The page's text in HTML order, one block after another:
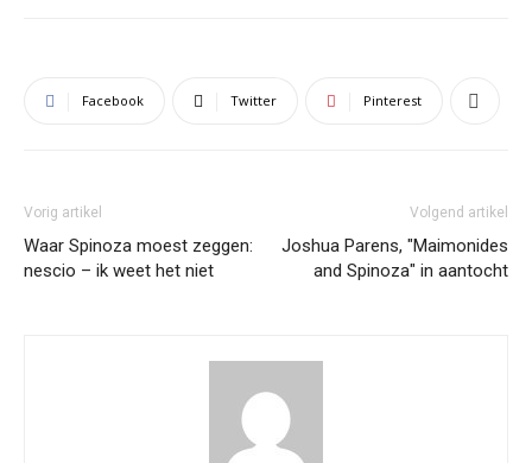
Facebook Twitter Pinterest
Vorig artikel
Waar Spinoza moest zeggen:
nescio – ik weet het niet
Volgend artikel
Joshua Parens, "Maimonides
and Spinoza" in aantocht